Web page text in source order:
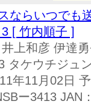
ならいつで
[ 竹内順子 ]
上和彦 伊達
タケウチジュ
年11月02日
ー3413 JAN